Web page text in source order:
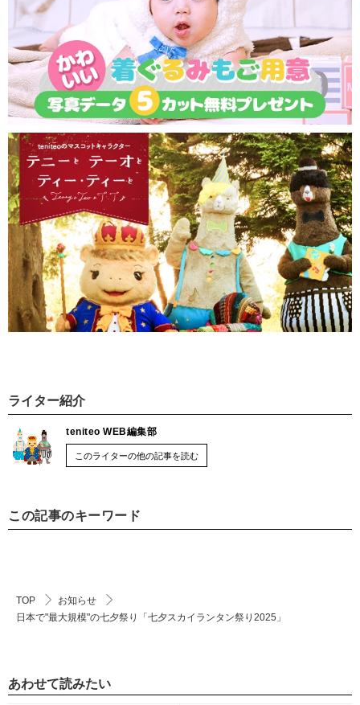
ライター紹介
teniteo WEB編集部
このライターの他の記事を読む
この記事のキーワード
TOP
お知らせ
日本で"最大規模"の七夕祭り「七夕スカイランタン祭り2025」
あわせて読みたい